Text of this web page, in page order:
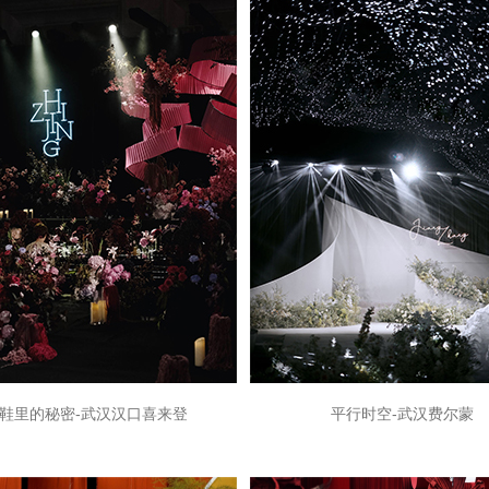
里的秘密-武汉汉口喜来登 平行时空-武汉费尔蒙